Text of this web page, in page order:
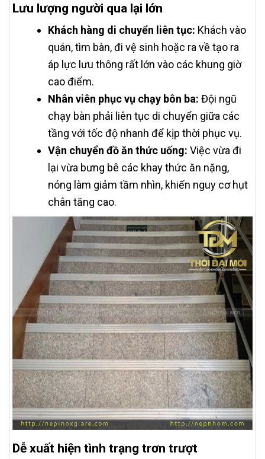
Lưu lượng người qua lại lớn
Khách hàng di chuyển liên tục: Khách vào
quán, tìm bàn, đi vệ sinh hoặc ra về tạo ra
áp lực lưu thông rất lớn vào các khung giờ
cao điểm.
Nhân viên phục vụ chạy bôn ba: Đội ngũ
chạy bàn phải liên tục di chuyển giữa các
tầng với tốc độ nhanh để kịp thời phục vụ.
Vận chuyển đồ ăn thức uống: Việc vừa đi
lại vừa bưng bê các khay thức ăn nặng,
nóng làm giảm tầm nhìn, khiến nguy cơ hụt
chân tăng cao.
Dễ xuất hiện tình trạng trơn trượt